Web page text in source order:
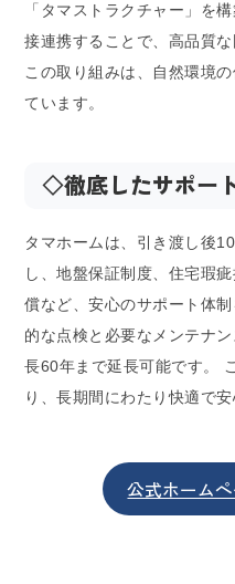
「タマストラクチャー」を
接連携することで、高品質
この取り組みは、自然環境
ています。
◇徹底したサポー
タマホームは、引き渡し後
し、地盤保証制度、住宅瑕
償など、安心のサポート体
的な点検と必要なメンテナ
長60年まで延長可能です。
り、長期間にわたり快適で
公式ホーム